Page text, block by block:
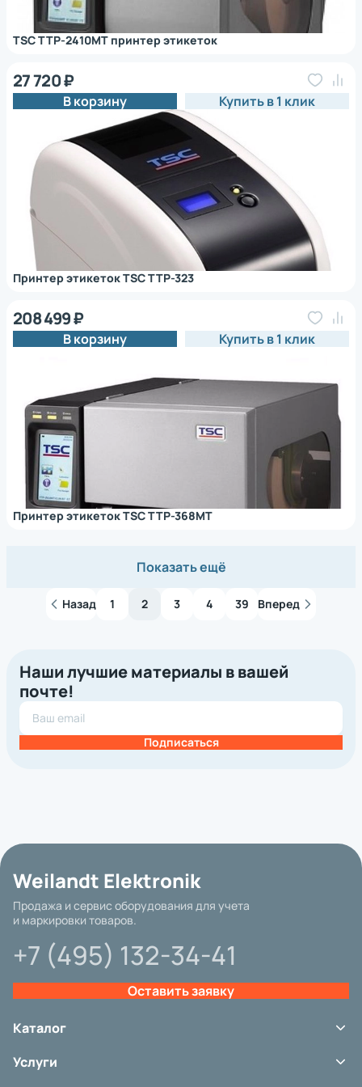
Бренд
Интерфейс подключения
Гарантия
Другие параметры
Категория
Вид принтера
Разрешение, dpi
TSC TTP-2410MT принтер этикеток
Принтер этикеток TSC TTP-323
27 720 ₽
В корзину Купить в 1 клик
Принтер этикеток TSC TTP-368MT
208 499 ₽
В корзину Купить в 1 клик
Показать ещё
Назад 1 2 3 4 39 Вперед
Наши лучшие материалы в вашей
почте!
Подписаться
Weilandt Elektronik
Продажа и сервис оборудования для учета
и маркировки товаров.
+7 (495) 132-34-41
Оставить заявку
Каталог
Сканеры штрих-кода
Услуги